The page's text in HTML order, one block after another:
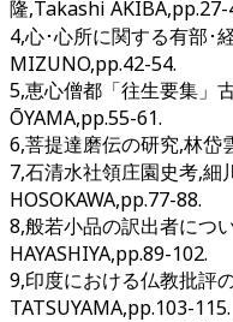
隆,Takashi AKIBA,pp.27-
4,心･心所に関する有部･
MIZUNO,pp.42-54.
5,恵心僧都「往生要集」
ŌYAMA,pp.55-61.
6,菩提達磨伝の研究,林岱
7,石清水社領庄園史考,細
HOSOKAWA,pp.77-88.
8,般若小品の訳出者につ
HAYASHIYA,pp.89-102.
9,印度における仏教批評
TATSUYAMA,pp.103-115.